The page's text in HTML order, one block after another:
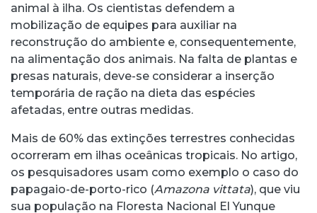
animal à ilha. Os cientistas defendem a
mobilização de equipes para auxiliar na
reconstrução do ambiente e, consequentemente,
na alimentação dos animais. Na falta de plantas e
presas naturais, deve-se considerar a inserção
temporária de ração na dieta das espécies
afetadas, entre outras medidas.
Mais de 60% das extinções terrestres conhecidas
ocorreram em ilhas oceânicas tropicais. No artigo,
os pesquisadores usam como exemplo o caso do
papagaio-de-porto-rico (Amazona vittata), que viu
sua população na Floresta Nacional El Yunque